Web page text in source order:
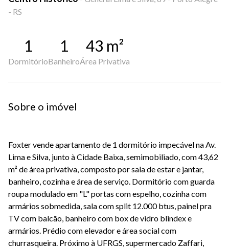
- RS
1
Dormitório
1
Banheiro
43 m²
Área Privativa
Sobre o imóvel
Foxter vende apartamento de 1 dormitório impecável na Av.
Lima e Silva, junto à Cidade Baixa, semimobiliado, com 43,62
m² de área privativa, composto por sala de estar e jantar,
banheiro, cozinha e área de serviço. Dormitório com guarda
roupa modulado em "L" portas com espelho, cozinha com
armários sobmedida, sala com split 12.000 btus, painel pra
TV com balcão, banheiro com box de vidro blindex e
armários. Prédio com elevador e área social com
churrasqueira. Próximo à UFRGS, supermercado Zaffari,